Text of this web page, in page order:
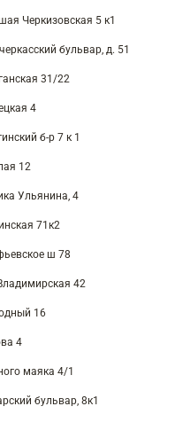
Черкизовская 5 к1
бульвар, д. 51
31/22
4
б-р 7 к 1
12
Ульянина, 4
71к2
ш 78
42
16
4
маяка 4/1
бульвар, 8к1